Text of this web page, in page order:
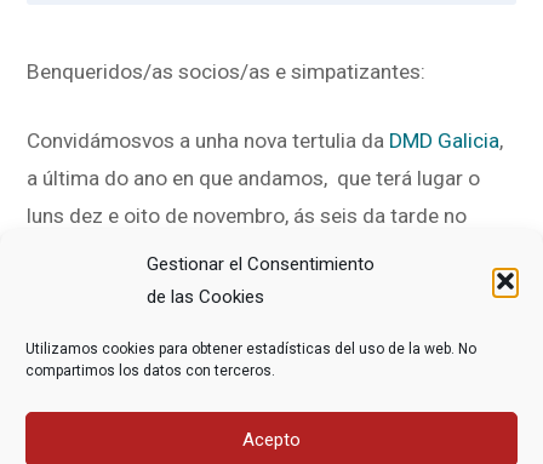
Gestionar el Consentimiento
de las Cookies
Utilizamos cookies para obtener estadísticas del uso de la web. No
compartimos los datos con terceros.
Acepto
Benqueridos/as socios/as e simpatizantes:
Convidámosvos a unha nova tertulia da DMD Galicia,
a última do ano en que andamos, que terá lugar o
luns dez e oito de novembro, ás seis da tarde no
Centro Cívico da Cidade Vella sito na rúa de Veeduría,
2 – 15001 ACORUÑA.
Nela trataremos de retornar o que aprendimos nos
todo o Estado, que tivo lugar en Madrid a última fin